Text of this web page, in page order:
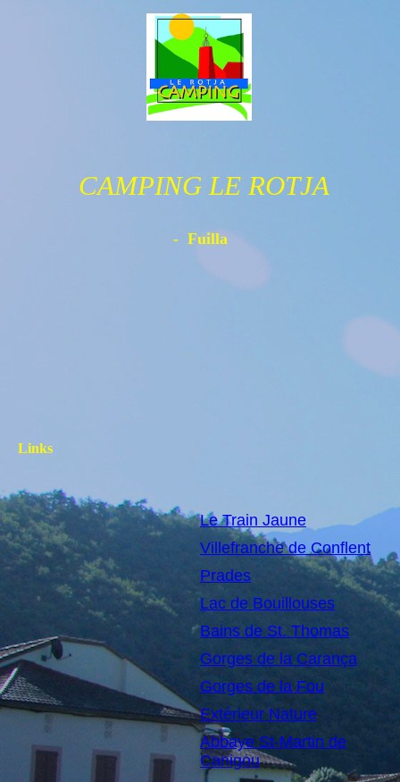
CAMPING LE ROTJA
- Fuilla
Links
Le Train Jaune
Villefranche de Conflent
Prades
Lac de Bouillouses
Bains de St. Thomas
Gorges de la Carança
Gorges de la Fou
Extérieur Nature
Abbaye St-Martin de
Canigou